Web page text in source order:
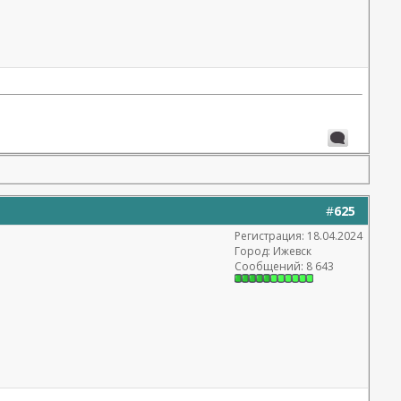
#625
Регистрация: 18.04.2024
Город: Ижевск
Сообщений: 8 643